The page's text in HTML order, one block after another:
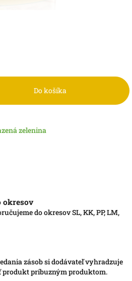
Do košíka
zelenina
okresov
do okresov SL, KK, PP, LM,
zásob si dodávateľ vyhradzuje
produkt príbuzným produktom.